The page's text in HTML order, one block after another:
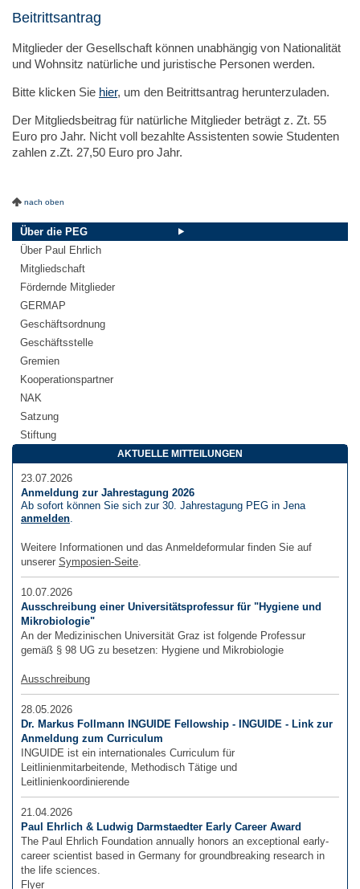
Beitrittsantrag
Mitglieder der Gesellschaft können unabhängig von Nationalität
und Wohnsitz natürliche und juristische Personen werden.
Bitte klicken Sie hier, um den Beitrittsantrag herunterzuladen.
Der Mitgliedsbeitrag für natürliche Mitglieder beträgt z. Zt. 55
Euro pro Jahr. Nicht voll bezahlte Assistenten sowie Studenten
zahlen z.Zt. 27,50 Euro pro Jahr.
nach oben
Über die PEG
Über Paul Ehrlich
Mitgliedschaft
Fördernde Mitglieder
GERMAP
Geschäftsordnung
Geschäftsstelle
Gremien
Kooperationspartner
NAK
Satzung
Stiftung
AKTUELLE MITTEILUNGEN
23.07.2026
Anmeldung zur Jahrestagung 2026
Ab sofort können Sie sich zur 30. Jahrestagung PEG in Jena
anmelden.
Weitere Informationen und das Anmeldeformular finden Sie auf
unserer Symposien-Seite.
10.07.2026
Ausschreibung einer Universitätsprofessur für "Hygiene und
Mikrobiologie"
An der Medizinischen Universität Graz ist folgende Professur
gemäß § 98 UG zu besetzen: Hygiene und Mikrobiologie
Ausschreibung
28.05.2026
Dr. Markus Follmann INGUIDE Fellowship - INGUIDE - Link zur
Anmeldung zum Curriculum
INGUIDE ist ein internationales Curriculum für
Leitlinienmitarbeitende, Methodisch Tätige und
Leitlinienkoordinierende
21.04.2026
Paul Ehrlich & Ludwig Darmstaedter Early Career Award
The Paul Ehrlich Foundation annually honors an exceptional early-
career scientist based in Germany for groundbreaking research in
the life sciences.
Flyer